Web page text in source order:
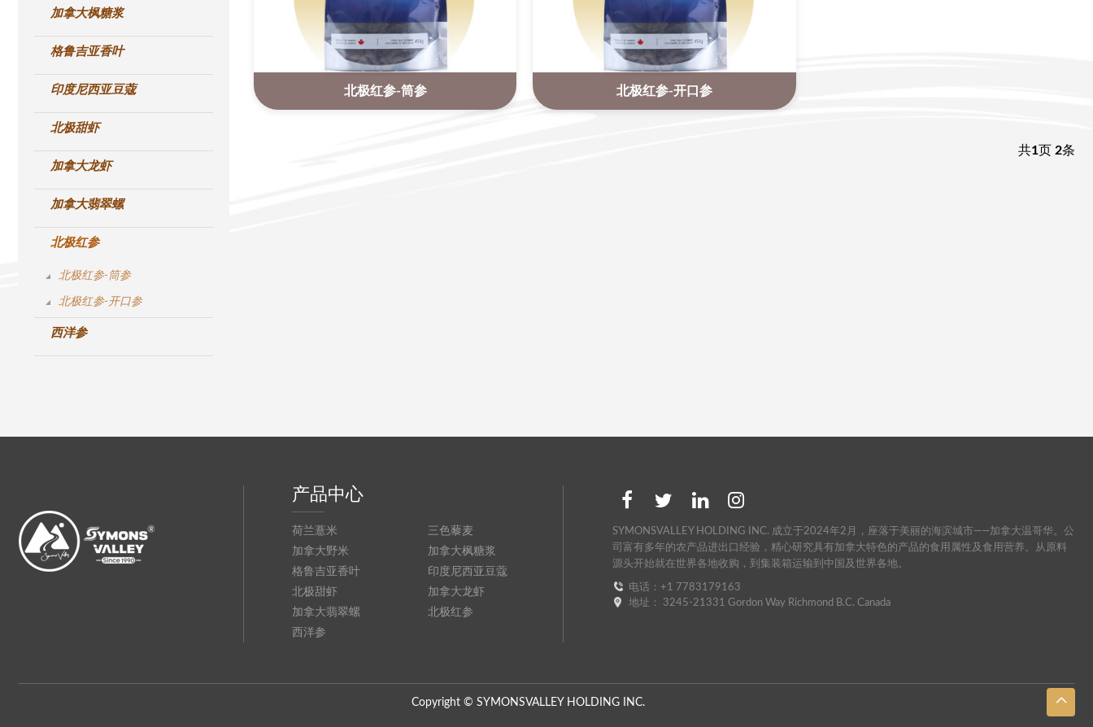
加拿大枫糖浆
格鲁吉亚香叶
印度尼西亚豆蔻
北极甜虾
加拿大龙虾
加拿大翡翠螺
北极红参
北极红参-筒参
北极红参-开口参
西洋参
北极红参-筒参 北极红参-开口参
共1页 2条
产品中心
荷兰薏米
三色藜麦
加拿大野米
加拿大枫糖浆
格鲁吉亚香叶
印度尼西亚豆蔻
北极甜虾
加拿大龙虾
加拿大翡翠螺
北极红参
西洋参
SYMONSVALLEY HOLDING INC. 成立于2024年2月，座落于美丽的海滨城市——加拿大温哥华。公
司富有多年的农产品进出口经验，精心研究具有加拿大特色的产品的食用属性及食用营养。从原料
源头开始就在世界各地收购，到集装箱运输到中国及世界各地。
电话：+1 7783179163
地址： 3245-21331 Gordon Way Richmond B.c. Canada
Copyright © SYMONSVALLEY HOLDING INC.